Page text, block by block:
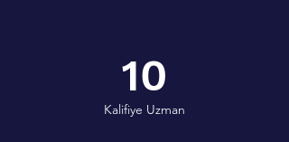
10
Kalifiye Uzman